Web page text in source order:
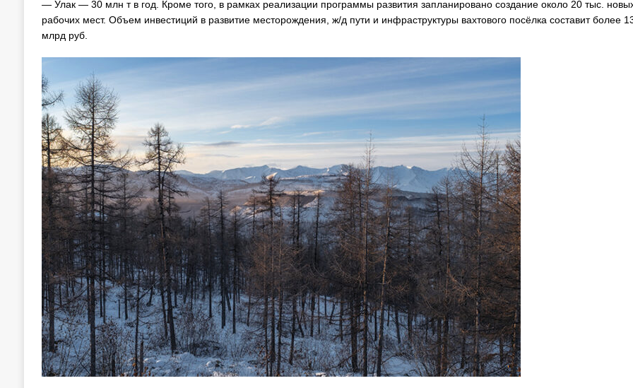
— Улак — 30 млн т в год. Кроме того, в рамках реализации программы развития запланировано создание около 20 тыс.
рабочих мест. Объем инвестиций в развитие месторождения, ж/д пути и инфраструктуры вахтового посёлка составит более
млрд руб.